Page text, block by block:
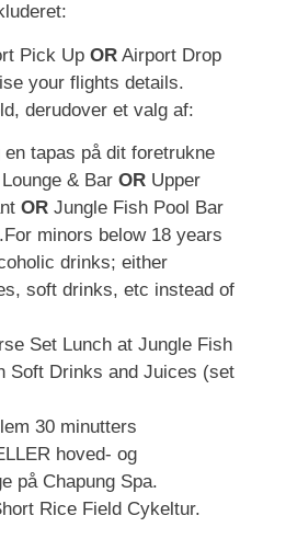
Pick Up OR Airport Drop
your flights details.
derudover et valg af:
tapas på dit foretrukne
& Bar OR Upper
OR Jungle Fish Pool Bar
minors below 18 years
drinks; either
soft drinks, etc instead of
Set Lunch at Jungle Fish
Soft Drinks and Juices (set
30 minutters
hoved- og
på Chapung Spa.
Rice Field Cykeltur.